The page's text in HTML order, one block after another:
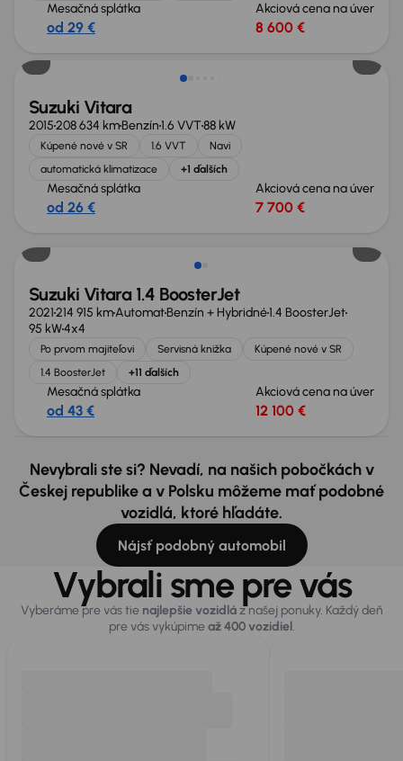
Mesačná splátka
od 29 €
Akciová cena na úver
8 600 €
Suzuki Vitara
2015208 634 kmBenzín1.6 VVT88 kW
Kúpené nové v SR 1.6 VVT
Navi
automatická klimatizace
+1 ďalších
Mesačná splátka
od 26 €
Akciová cena na úver
7 700 €
Suzuki Vitara 1.4 BoosterJet
2021214 915 kmAutomatBenzín + Hybridné1.4 BoosterJet
95 kW4x4
Po prvom majiteľovi Servisná knižka
Kúpené nové v SR
1.4 BoosterJet
+11 ďalších
Mesačná splátka
od 43 €
Akciová cena na úver
12 100 €
Nevybrali ste si? Nevadí, na našich pobočkách v
Českej republike a v Polsku môžeme mať podobné
vozidlá, ktoré hľadáte.
Nájsť podobný automobil
Vybrali sme pre vás
Vyberáme pre vás tie najlepšie vozidláz našej ponuky. Každý deň
pre vás vykúpimeaž 400 vozidiel.